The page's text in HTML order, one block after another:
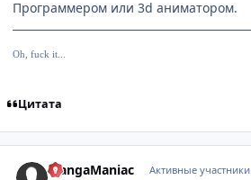
Программером или 3d аниматором.
Oh, fuck it...
Цитата
MangaManiac Активные участники